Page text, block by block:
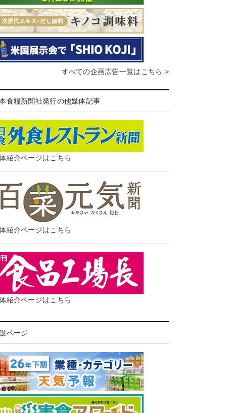
すべての企画広告一覧はこちら >
食糧新聞社発行の他媒体記事
紹介ページはこちら
紹介ページはこちら
紹介ページはこちら
ページ